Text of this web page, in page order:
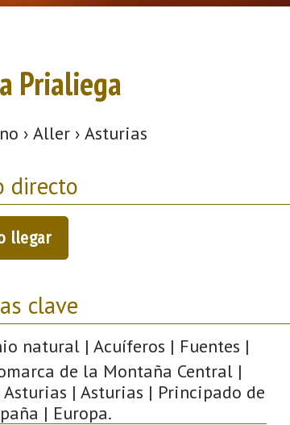
Prialiega
› Aller › Asturias
directo
llegar
clave
natural | Acuíferos | Fuentes |
de la Montaña Central |
| Asturias | Principado de
| Europa.